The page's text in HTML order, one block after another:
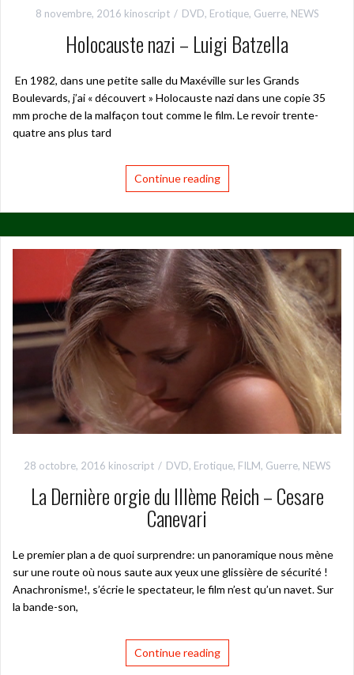
8 novembre, 2016 kinoscript DVD, Erotique, Guerre, NEWS
Holocauste nazi – Luigi Batzella
En 1982, dans une petite salle du Maxéville sur les Grands
Boulevards, j’ai « découvert » Holocauste nazi dans une copie 35
mm proche de la malfaçon tout comme le film. Le revoir trente-
quatre ans plus tard
Continue reading
28 octobre, 2016 kinoscript DVD, Erotique, FILM, Guerre, NEWS
La Dernière orgie du IIIème Reich – Cesare
Canevari
Le premier plan a de quoi surprendre: un panoramique nous mène
sur une route où nous saute aux yeux une glissière de sécurité !
Anachronisme!, s’écrie le spectateur, le film n’est qu’un navet. Sur
la bande-son,
Continue reading